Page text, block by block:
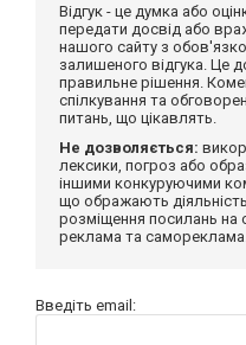
Відгук - це думка або
передати досвід або
нашого сайту з
залишеного відгука. Це
правильне рішення.
спілкування та
питань, що цікавлять.
Не дозволяється:
лексики, погроз або
іншими конкуруючими
що ображають діяльність
розміщення посилань на
реклама та самореклама.
Введіть email: